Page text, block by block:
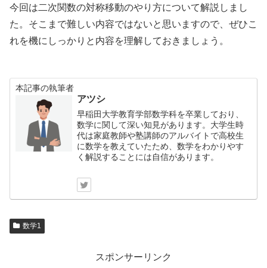
今回は二次関数の対称移動のやり方について解説しまし
た。そこまで難しい内容ではないと思いますので、ぜひこ
れを機にしっかりと内容を理解しておきましょう。
本記事の執筆者
アツシ
早稲田大学教育学部数学科を卒業しており、
数学に関して深い知見があります。大学生時
代は家庭教師や塾講師のアルバイトで高校生
に数学を教えていたため、数学をわかりやす
く解説することには自信があります。
数学1
スポンサーリンク